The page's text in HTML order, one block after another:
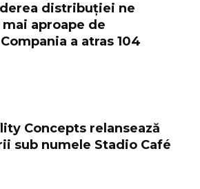
distribuției ne
aproape de
a atras 104
Concepts relansează
sub numele Stadio Café